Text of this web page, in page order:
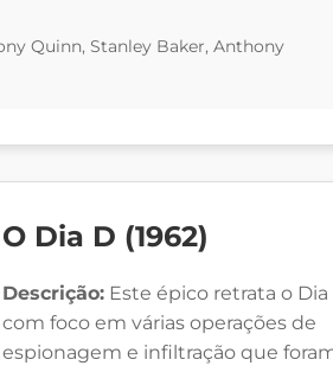
Quinn, Stanley Baker, Anthony
O Dia D (1962)
Descrição: Este épico retrata o Dia
com foco em várias operações de
espionagem e infiltração que